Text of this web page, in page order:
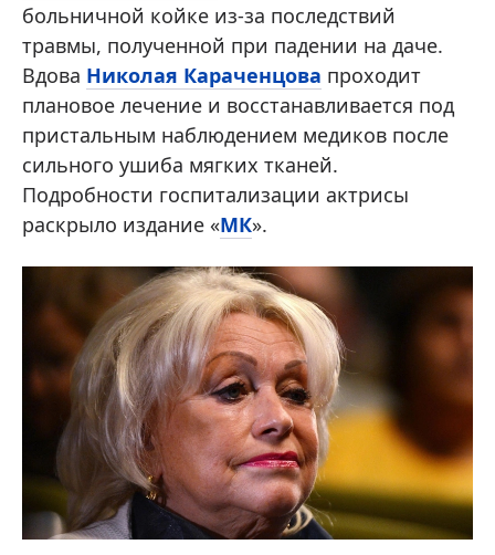
больничной койке из-за последствий
травмы, полученной при падении на даче.
Вдова Николая Караченцова проходит
плановое лечение и восстанавливается под
пристальным наблюдением медиков после
сильного ушиба мягких тканей.
Подробности госпитализации актрисы
раскрыло издание «МК».